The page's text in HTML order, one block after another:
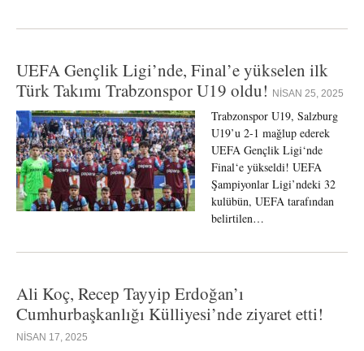
UEFA Gençlik Ligi’nde, Final’e yükselen ilk
Türk Takımı Trabzonspor U19 oldu!
NISAN 25, 2025
Trabzonspor U19, Salzburg
U19’u 2-1 mağlup ederek
UEFA Gençlik Ligi‘nde
Final‘e yükseldi! UEFA
Şampiyonlar Ligi’ndeki 32
kulübün, UEFA tarafından
belirtilen…
Ali Koç, Recep Tayyip Erdoğan’ı
Cumhurbaşkanlığı Külliyesi’nde ziyaret etti!
NISAN 17, 2025